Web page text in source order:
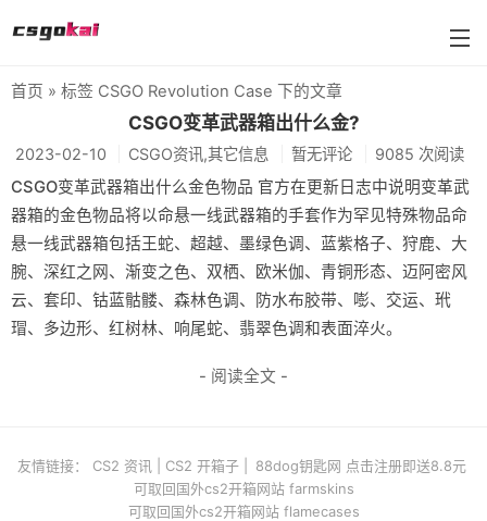
farmskins
88dog
flamecases
88hash-jp
首页 » 标签 CSGO Revolution Case 下的文章
CSGO变革武器箱出什么金?
2023-02-10 CSGO资讯,其它信息 暂无评论 9085 次阅读
CSGO变革武器箱出什么金色物品 官方在更新日志中说明变革武
器箱的金色物品将以命悬一线武器箱的手套作为罕见特殊物品命
悬一线武器箱包括王蛇、超越、墨绿色调、蓝紫格子、狩鹿、大
腕、深红之网、渐变之色、双栖、欧米伽、青铜形态、迈阿密风
云、套印、钴蓝骷髅、森林色调、防水布胶带、嘭、交运、玳
瑁、多边形、红树林、响尾蛇、翡翠色调和表面淬火。
- 阅读全文 -
友情链接： CS2 资讯 CS2 开箱子
88dog钥匙网 点击注册即送8.8元
可取回国外cs2开箱网站 farmskins
可取回国外cs2开箱网站 flamecases